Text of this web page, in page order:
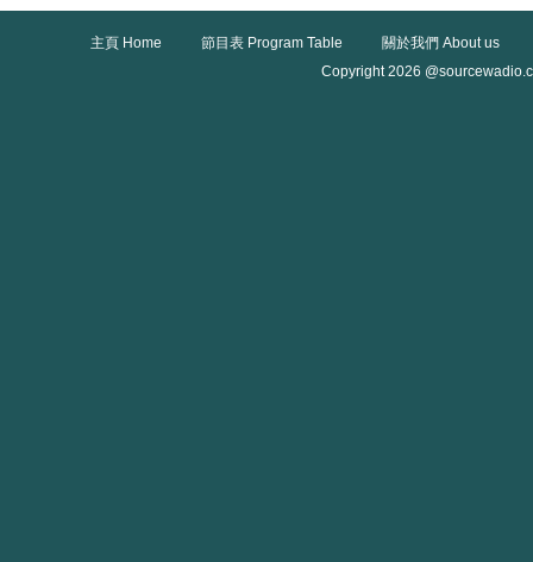
主頁 Home 節目表 Program Table
關於我們 About us
Copyright 2026